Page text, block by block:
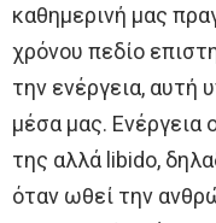
καθημερινή μας
χρόνου πεδίο
την ενέργεια, αυτή
μέσα μας. Ενέργεια
της αλλά libido,
όταν ωθεί την